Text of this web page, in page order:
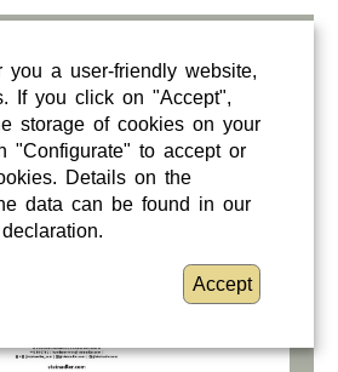
you a user-friendly website,
If you click on "Accept",
storage of cookies on your
"Configurate" to accept or
Details on the
data can be found in our
Accept